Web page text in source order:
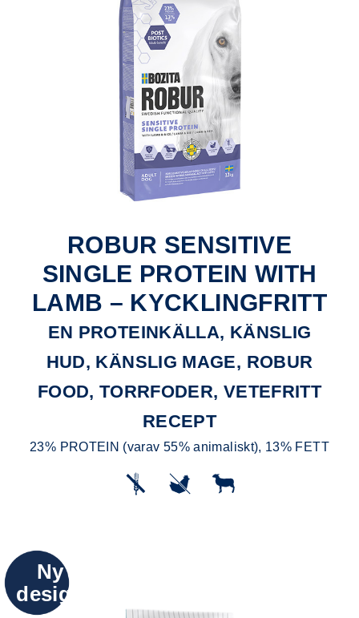
ROBUR SENSITIVE
SINGLE PROTEIN WITH
LAMB – KYCKLINGFRITT
EN PROTEINKÄLLA, KÄNSLIG
HUD, KÄNSLIG MAGE, ROBUR
FOOD, TORRFODER, VETEFRITT
RECEPT
23% PROTEIN (varav 55% animaliskt), 13% FETT
Ny
design